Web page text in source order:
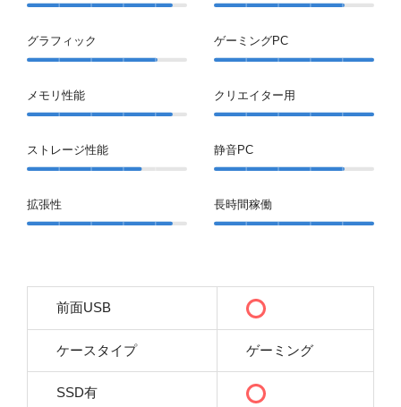
グラフィック
メモリ性能
ストレージ性能
拡張性
ゲーミングPC
クリエイター用
静音PC
長時間稼働
前面USB
ケースタイプ ゲーミング
SSD有